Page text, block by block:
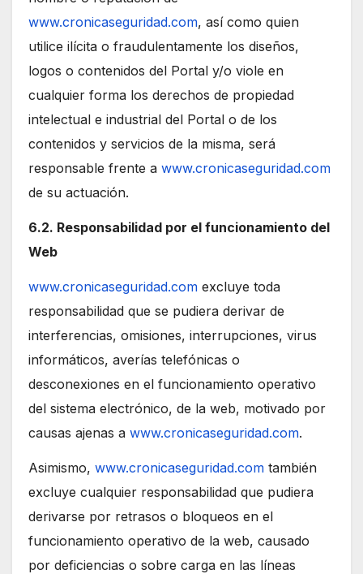
www.cronicaseguridad.com, así como quien
utilice ilícita o fraudulentamente los diseños,
logos o contenidos del Portal y/o viole en
cualquier forma los derechos de propiedad
intelectual e industrial del Portal o de los
contenidos y servicios de la misma, será
responsable frente a www.cronicaseguridad.com
de su actuación.
6.2. Responsabilidad por el funcionamiento del
Web
www.cronicaseguridad.com excluye toda
responsabilidad que se pudiera derivar de
interferencias, omisiones, interrupciones, virus
informáticos, averías telefónicas o
desconexiones en el funcionamiento operativo
del sistema electrónico, de la web, motivado por
causas ajenas a www.cronicaseguridad.com.
Asimismo, www.cronicaseguridad.com también
excluye cualquier responsabilidad que pudiera
derivarse por retrasos o bloqueos en el
funcionamiento operativo de la web, causado
por deficiencias o sobre carga en las líneas